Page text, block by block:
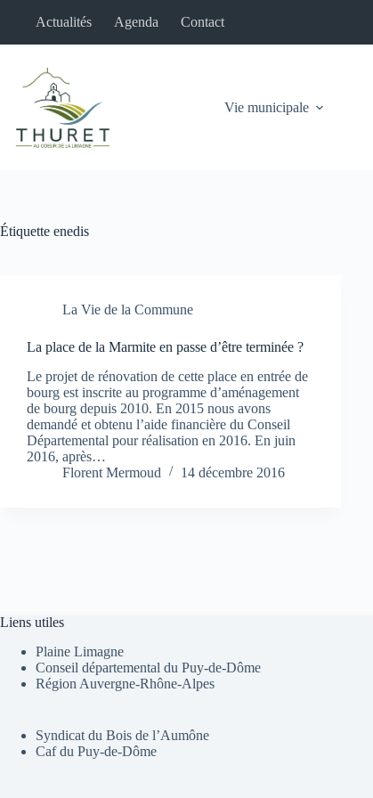
Actualités Agenda Contact
Vie municipale
Étiquette enedis
La Vie de la Commune
La place de la Marmite en passe d’être terminée ?
Le projet de rénovation de cette place en entrée de
bourg est inscrite au programme d’aménagement
de bourg depuis 2010. En 2015 nous avons
demandé et obtenu l’aide financière du Conseil
Départemental pour réalisation en 2016. En juin
2016, après…
Florent Mermoud
14 décembre 2016
Liens utiles
Plaine Limagne
Conseil départemental du Puy-de-Dôme
Région Auvergne-Rhône-Alpes
Syndicat du Bois de l’Aumône
Caf du Puy-de-Dôme